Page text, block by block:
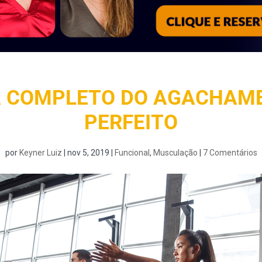
COMPLETO DO
PERFEITO
por Keyner Luiz nov 5, 2019 Funcional , Musculação 7 Comentários